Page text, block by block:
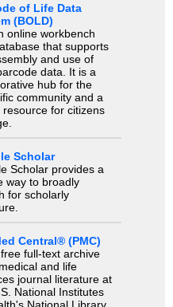
of Life Data
(BOLD)
online workbench
that supports
and use of
data. It is a
hub for the
community and a
resource for citizens
Scholar
Scholar provides a
way to broadly
for scholarly
Central® (PMC)
full-text archive
and life
journal literature at
National Institutes